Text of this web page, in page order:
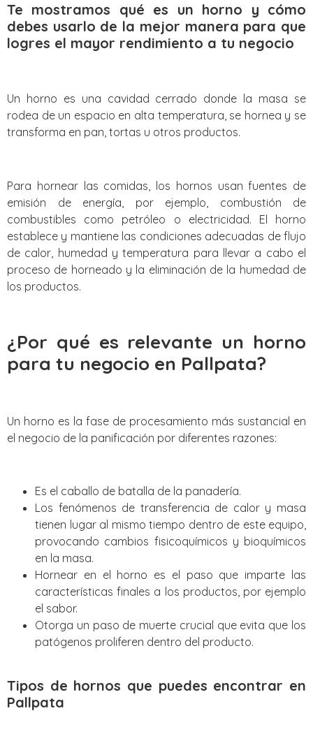
Te mostramos qué es un horno y cómo
debes usarlo de la mejor manera para que
logres el mayor rendimiento a tu negocio
Un horno es una cavidad cerrado donde la masa se
rodea de un espacio en alta temperatura, se hornea y se
transforma en pan, tortas u otros productos.
Para hornear las comidas, los hornos usan fuentes de
emisión de energía, por ejemplo, combustión de
combustibles como petróleo o electricidad. El horno
establece y mantiene las condiciones adecuadas de flujo
de calor, humedad y temperatura para llevar a cabo el
proceso de horneado y la eliminación de la humedad de
los productos.
¿Por qué es relevante un horno
para tu negocio en Pallpata?
Un horno es la fase de procesamiento más sustancial en
el negocio de la panificación por diferentes razones:
Es el caballo de batalla de la panadería.
Los fenómenos de transferencia de calor y masa
tienen lugar al mismo tiempo dentro de este equipo,
provocando cambios fisicoquímicos y bioquímicos
en la masa.
Hornear en el horno es el paso que imparte las
características finales a los productos, por ejemplo
el sabor.
Otorga un paso de muerte crucial que evita que los
patógenos proliferen dentro del producto.
Tipos de hornos que puedes encontrar en
Pallpata